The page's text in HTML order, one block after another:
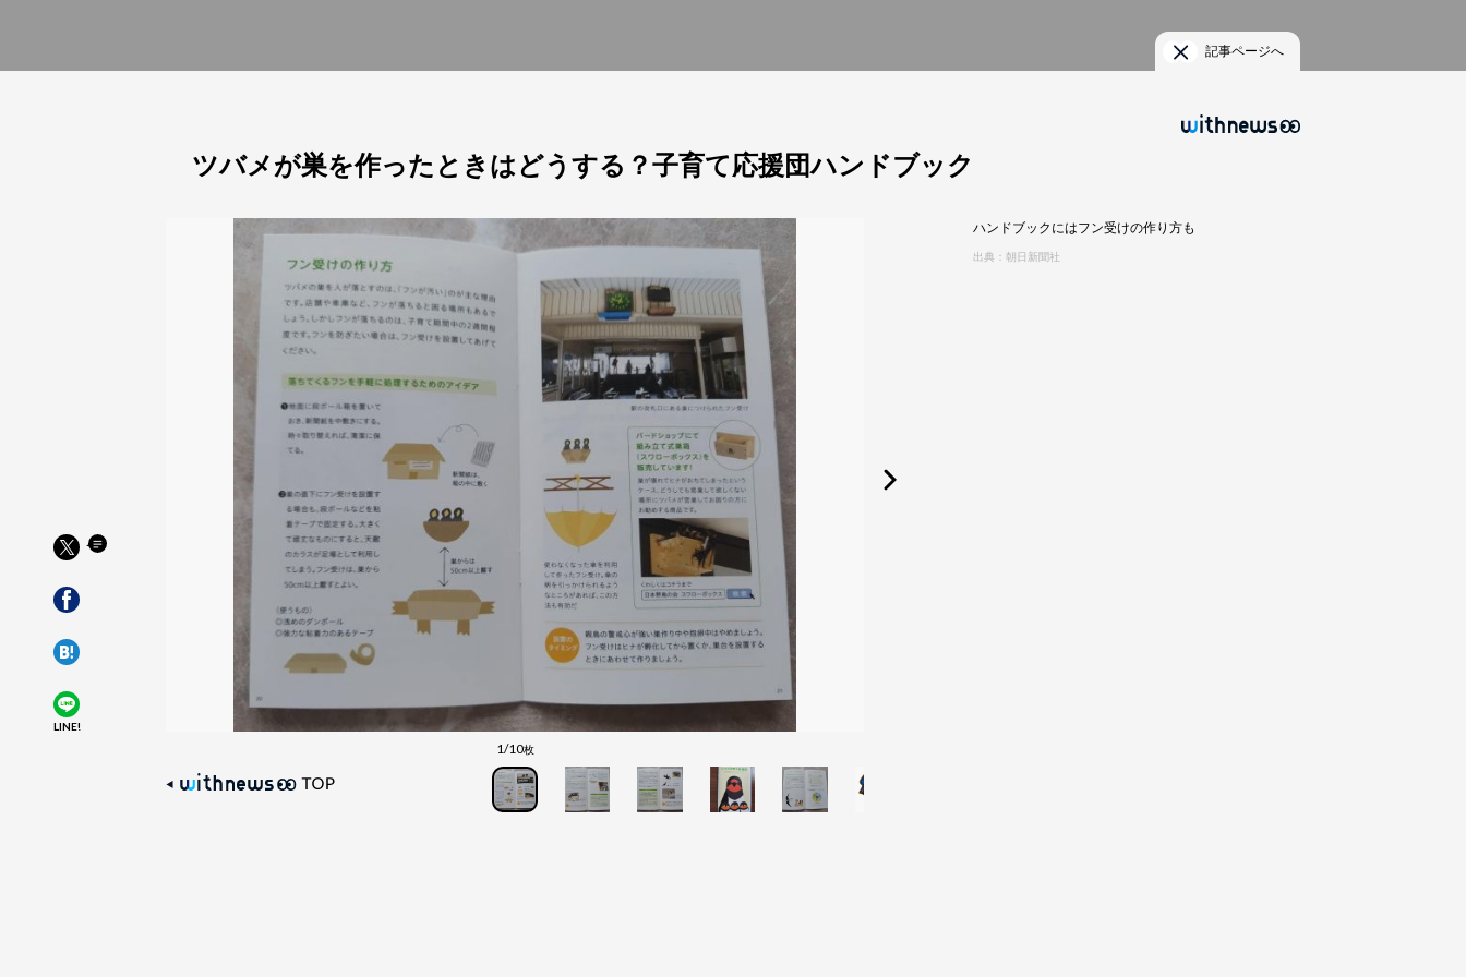
LINE!
記事ページへ
ツバメが巣を作ったときはどうする？子育て応援団ハンドブック
1/10枚
ハンドブックにはフン受けの作り方も
出典：朝日新聞社